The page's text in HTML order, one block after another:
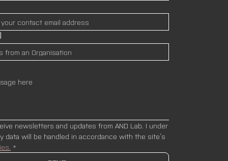
newsletters and updates from AND Lab. I under
*